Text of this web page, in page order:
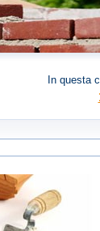
In questa